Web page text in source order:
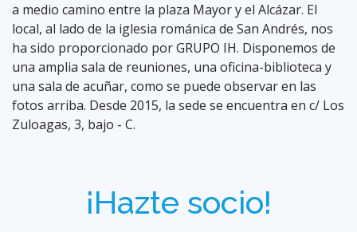
a medio camino entre la plaza Mayor y el Alcázar. El
local, al lado de la iglesia románica de San Andrés, nos
ha sido proporcionado por GRUPO IH. Disponemos de
una amplia sala de reuniones, una oficina-biblioteca y
una sala de acuñar, como se puede observar en las
fotos arriba. Desde 2015, la sede se encuentra en c/ Los
Zuloagas, 3, bajo - C.
¡Hazte socio!